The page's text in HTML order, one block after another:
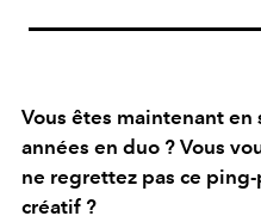
Vous êtes maintenant en
années en duo ? Vous
ne regrettez pas ce
créatif ?